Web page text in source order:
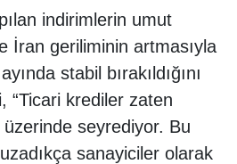
indirimlerin umut
İran geriliminin artmasıyla
stabil bırakıldığını
“Ticari krediler zaten
seyrediyor. Bu
sanayiciler olarak